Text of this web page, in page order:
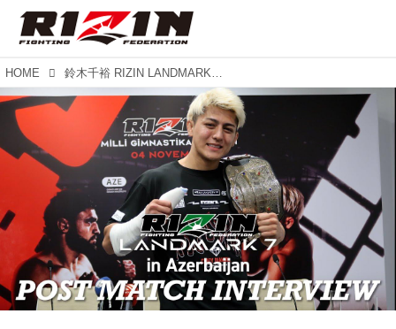
HOME 鈴木千裕 RIZIN LANDMARK 7 in Azerbaijan 試合後インタビュー